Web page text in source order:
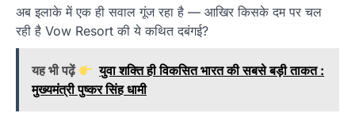
अब इलाके में एक ही सवाल गूंज रहा है — आखिर किसके दम पर चल
रही है Vow Resort की ये कथित दबंगई?
यह भी पढ़ें
युवा शक्ति ही विकसित भारत की सबसे बड़ी ताकत :
मुख्यमंत्री पुष्कर सिंह धामी